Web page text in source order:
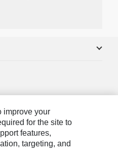
improve your
for the site to
features,
targeting, and